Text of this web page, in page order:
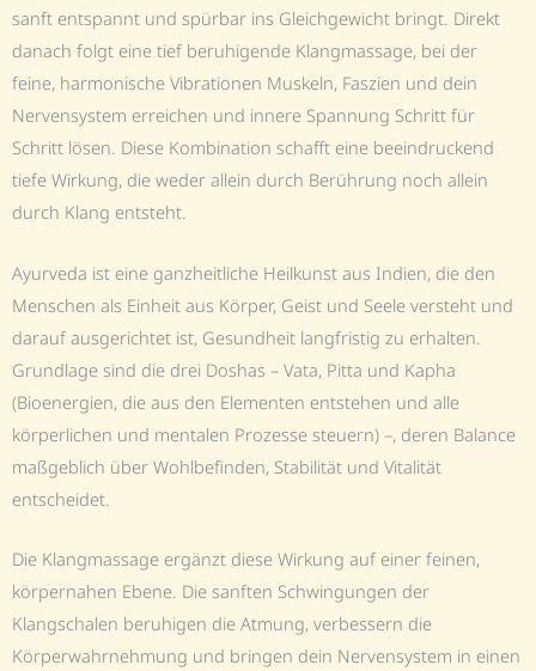
sanft entspannt und spürbar ins Gleichgewicht bringt. Direkt
danach folgt eine tief beruhigende Klangmassage, bei der
feine, harmonische Vibrationen Muskeln, Faszien und dein
Nervensystem erreichen und innere Spannung Schritt für
Schritt lösen. Diese Kombination schafft eine beeindruckend
tiefe Wirkung, die weder allein durch Berührung noch allein
durch Klang entsteht.
Ayurveda ist eine ganzheitliche Heilkunst aus Indien, die den
Menschen als Einheit aus Körper, Geist und Seele versteht und
darauf ausgerichtet ist, Gesundheit langfristig zu erhalten.
Grundlage sind die drei Doshas – Vata, Pitta und Kapha
(Bioenergien, die aus den Elementen entstehen und alle
körperlichen und mentalen Prozesse steuern) –, deren Balance
maßgeblich über Wohlbefinden, Stabilität und Vitalität
entscheidet.
Die Klangmassage ergänzt diese Wirkung auf einer feinen,
körpernahen Ebene. Die sanften Schwingungen der
Klangschalen beruhigen die Atmung, verbessern die
Körperwahrnehmung und bringen dein Nervensystem in einen